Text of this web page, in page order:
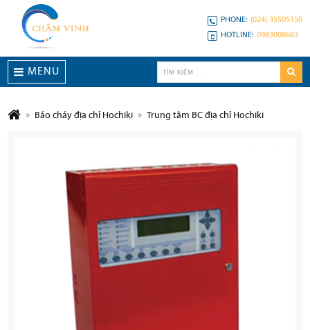
PHONE: (024) 35505150
HOTLINE: 0983008683
MENU
Báo cháy địa chỉ Hochiki Trung tâm BC địa chỉ Hochiki